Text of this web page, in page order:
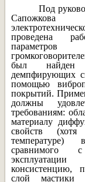
Под
проведена
параметров
был найден
демпфирующих
помощью
покрытий.
должны
требованиям:
материалу
свойств
сравнимого с
консистенцию,
слой мастики